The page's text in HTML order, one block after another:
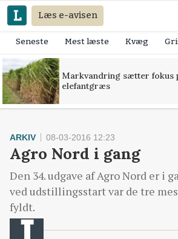
Læs e-avisen
Seneste Mest læste Kvæg
Markvandring sætter fokus
elefantgræs
ARKIV 08-03-2016 12:23
Agro Nord i gang
Den 34. udgave af Agro Nord er i
ved udstillingsstart var de tre
fyldt.